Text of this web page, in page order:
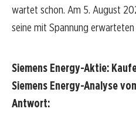
wartet schon. Am 5. August
seine mit Spannung
Siemens Energy-Aktie:
Siemens Energy-Analyse
Antwort: